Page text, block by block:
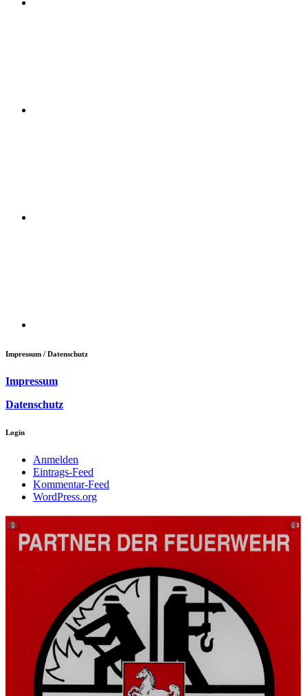
Impressum / Datenschutz
Impressum
Datenschutz
Login
Anmelden
Eintrags-Feed
Kommentar-Feed
WordPress.org